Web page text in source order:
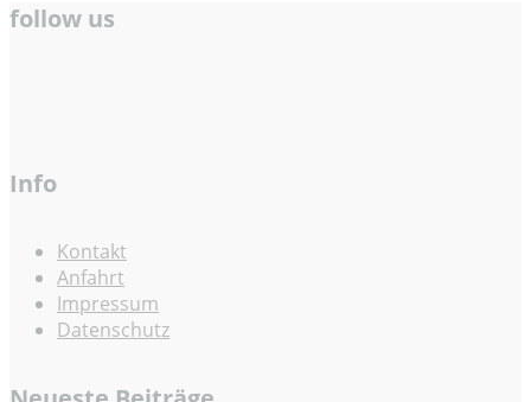
follow us
Info
Kontakt
Anfahrt
Impressum
Datenschutz